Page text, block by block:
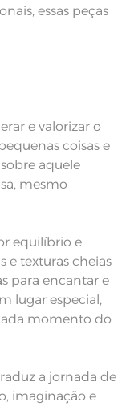
pequena variação de
com a configuração
monitor ou do
Consultar a cor
técnicas do
essas peças
e valorizar o
coisas e
aquele
mesmo
equilíbrio e
e texturas cheias
para encantar e
lugar especial,
momento do
a jornada de
imaginação e